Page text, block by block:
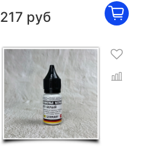
217 руб